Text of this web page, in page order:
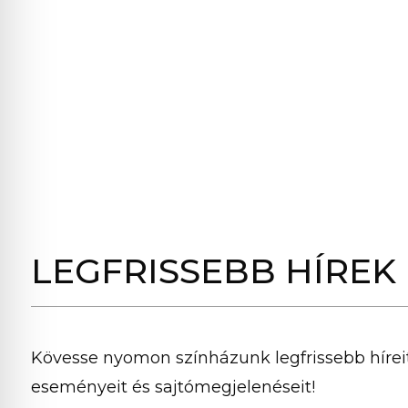
LEGFRISSEBB HÍREK
Kövesse nyomon színházunk legfrissebb
eseményeit és sajtómegjelenéseit!